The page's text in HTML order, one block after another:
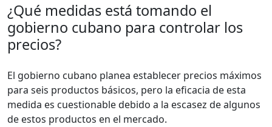
¿Qué medidas está tomando el
gobierno cubano para controlar los
precios?
El gobierno cubano planea establecer precios máximos
para seis productos básicos, pero la eficacia de esta
medida es cuestionable debido a la escasez de algunos
de estos productos en el mercado.